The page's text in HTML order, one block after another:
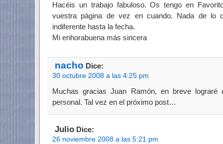
Hacéis un trabajo fabuloso. Os tengo en
vuestra página de vez en cuando. Nada de lo
indiferente hasta la fecha.
Mi enhorabuena más sincera
nacho Dice:
30 octubre 2008 a las 4:25 pm
Muchas gracias Juan Ramón, en breve lograré
personal. Tal vez en el próximo post…
Julio Dice:
26 noviembre 2008 a las 5:21 pm